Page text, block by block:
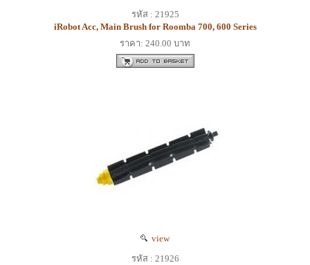
รหัส : 21925
iRobot Acc, Main Brush for Roomba 700, 600 Series
ราคา: 240.00 บาท
view
รหัส : 21926